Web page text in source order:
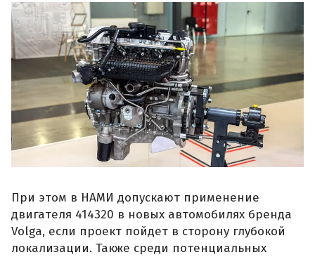
При этом в НАМИ допускают применение
двигателя 414320 в новых автомобилях бренда
Volga, если проект пойдет в сторону глубокой
локализации. Также среди потенциальных